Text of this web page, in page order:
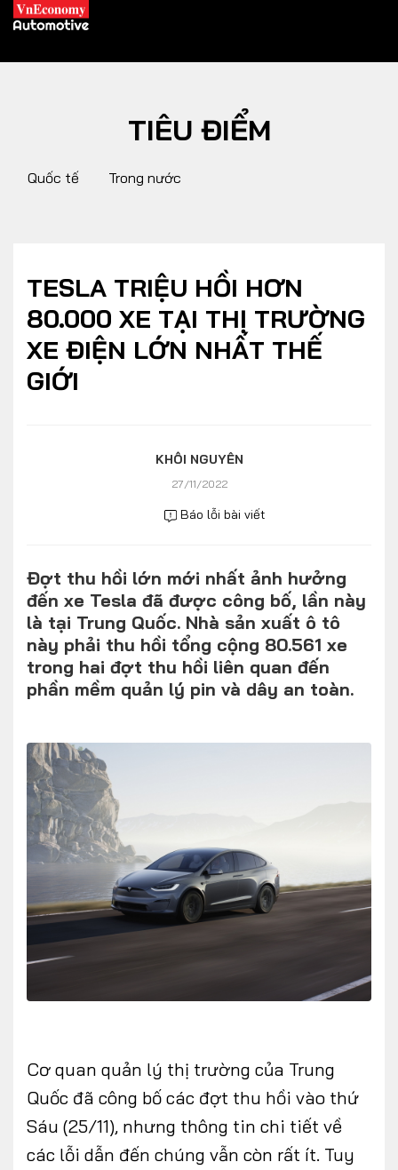
XE XANH
Xe điện
THỊ TRƯỜNG XE
Chính sách
DOANH NGHIỆP
Album ảnh
Video
TRA CỨU XE
DÒNG XE
FOLLOW US
ngocvu.vneconomy@gmail.com
TIÊU ĐIỂM
Quốc tế Trong nước
TESLA TRIỆU HỒI HƠN
80.000 XE TẠI THỊ TRƯỜNG
XE ĐIỆN LỚN NHẤT THẾ
GIỚI
KHÔI NGUYÊN
27/11/2022
Báo lỗi bài viết
Đợt thu hồi lớn mới nhất ảnh hưởng
đến xe Tesla đã được công bố, lần này
là tại Trung Quốc. Nhà sản xuất ô tô
này phải thu hồi tổng cộng 80.561 xe
trong hai đợt thu hồi liên quan đến
phần mềm quản lý pin và dây an toàn.
Cơ quan quản lý thị trường của Trung
Quốc đã công bố các đợt thu hồi vào thứ
Sáu (25/11), nhưng thông tin chi tiết về
các lỗi dẫn đến chúng vẫn còn rất ít. Tuy